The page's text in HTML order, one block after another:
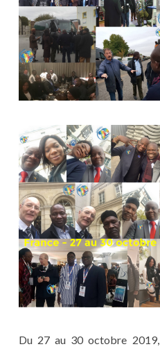
Du 27 au 30 octobre 2019,